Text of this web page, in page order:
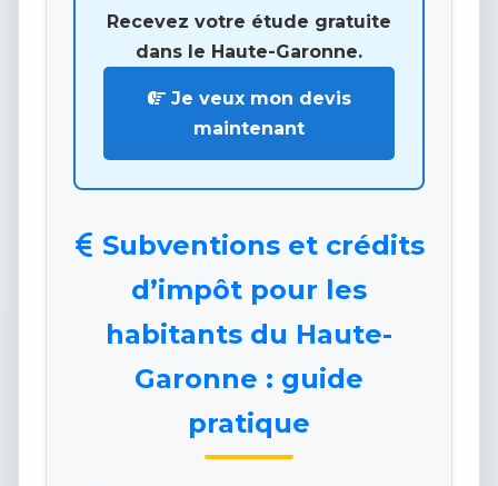
Recevez votre étude gratuite
dans le Haute-Garonne.
Je veux mon devis
maintenant
Subventions et crédits
d’impôt pour les
habitants du Haute-
Garonne : guide
pratique